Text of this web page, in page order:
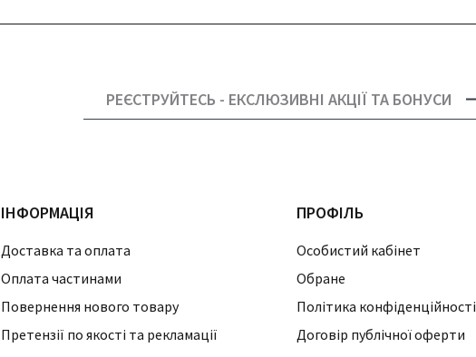
РЕЄСТРУЙТЕСЬ - ЕКСЛЮЗИВНІ АКЦІЇ ТА БОНУСИ
ІНФОРМАЦІЯ
Доставка та оплата
Оплата частинами
Повернення нового товару
Претензії по якості та рекламації
ПРОФІЛЬ
Особистий кабінет
Обране
Політика конфіденційності
Договір публічної оферти